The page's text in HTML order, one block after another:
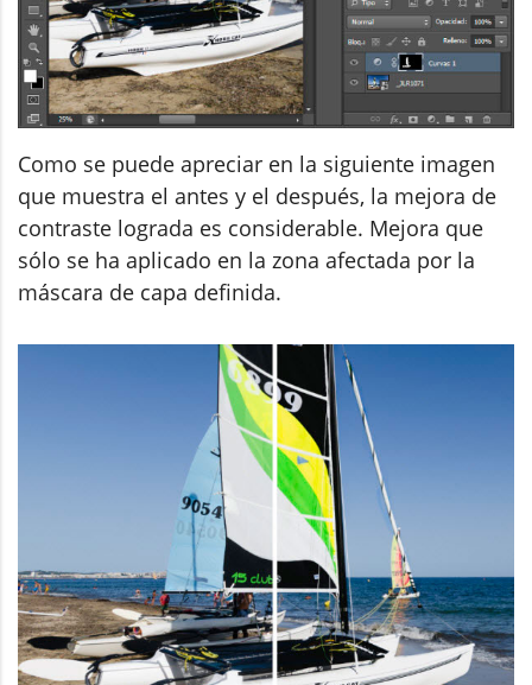
Como se puede apreciar en la siguiente imagen
que muestra el antes y el después, la mejora de
contraste lograda es considerable. Mejora que
sólo se ha aplicado en la zona afectada por la
máscara de capa definida.